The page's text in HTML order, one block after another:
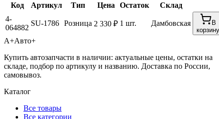
Код Артикул Тип Цена Остаток
Склад
4-
064882
SU-1786 Розница 2 330 ₽ 1 шт. Дамбовская
В
корзину
А+Авто+
Купить автозапчасти в наличии: актуальные цены, остатки на
складе, подбор по артикулу и названию. Доставка по России,
самовывоз.
Каталог
Все товары
Все категории